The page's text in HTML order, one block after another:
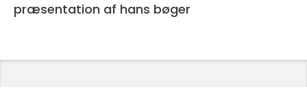
præsentation af hans bøger